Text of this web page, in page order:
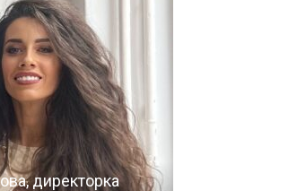
директорка